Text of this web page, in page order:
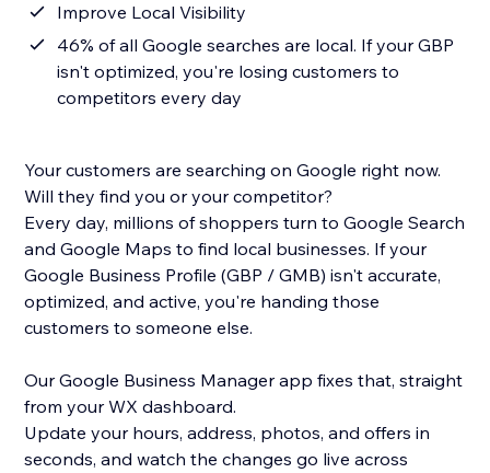
Improve Local Visibility
46% of all Google searches are local. If your GBP
isn't optimized, you're losing customers to
competitors every day
Your customers are searching on Google right now.
Will they find you or your competitor?
Every day, millions of shoppers turn to Google Search
and Google Maps to find local businesses. If your
Google Business Profile (GBP / GMB) isn't accurate,
optimized, and active, you're handing those
customers to someone else.
Our Google Business Manager app fixes that, straight
from your WX dashboard.
Update your hours, address, photos, and offers in
seconds, and watch the changes go live across